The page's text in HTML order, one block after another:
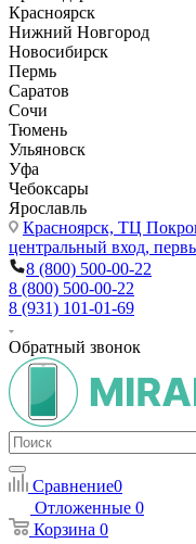
Красноярск
Нижний Новгород
Новосибирск
Пермь
Саратов
Сочи
Тюмень
Ульяновск
Уфа
Чебоксары
Ярославль
Красноярск, ТЦ
центральный вход,
8 (800) 500-00-22
8 (800) 500-00-22
8 (931) 101-01-69
Обратный звонок
Сравнение0
Отложенные 0
Корзина 0